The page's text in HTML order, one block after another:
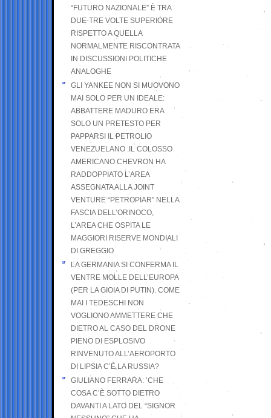
“FUTURO NAZIONALE” È TRA
DUE-TRE VOLTE SUPERIORE
RISPETTO A QUELLA
NORMALMENTE RISCONTRATA
IN DISCUSSIONI POLITICHE
ANALOGHE
GLI YANKEE NON SI MUOVONO
MAI SOLO PER UN IDEALE:
ABBATTERE MADURO ERA
SOLO UN PRETESTO PER
PAPPARSI IL PETROLIO
VENEZUELANO .IL COLOSSO
AMERICANO CHEVRON HA
RADDOPPIATO L’AREA
ASSEGNATA ALLA JOINT
VENTURE “PETROPIAR” NELLA
FASCIA DELL’ORINOCO,
L’AREA CHE OSPITA LE
MAGGIORI RISERVE MONDIALI
DI GREGGIO
LA GERMANIA SI CONFERMA IL
VENTRE MOLLE DELL’EUROPA
(PER LA GIOIA DI PUTIN). COME
MAI I TEDESCHI NON
VOGLIONO AMMETTERE CHE
DIETRO AL CASO DEL DRONE
PIENO DI ESPLOSIVO
RINVENUTO ALL’AEROPORTO
DI LIPSIA C’È LA RUSSIA?
GIULIANO FERRARA: ’CHE
COSA C’È SOTTO DIETRO
DAVANTI A LATO DEL “SIGNOR